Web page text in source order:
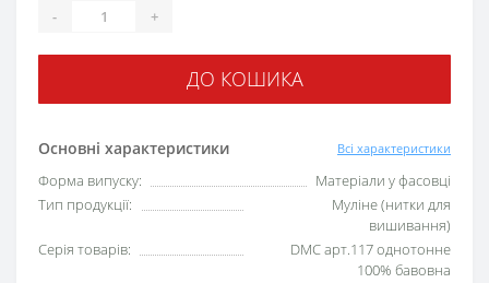
Основні характеристики Всі характеристики
Форма випуску:
Матеріали у фасовці
Тип продукції:
Муліне (нитки для
вишивання)
Серія товарів:
DMC арт.117 однотонне
100% бавовна
- +
ДО КОШИКА